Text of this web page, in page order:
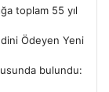
toplam 55 yıl
Ödeyen Yeni
bulundu: